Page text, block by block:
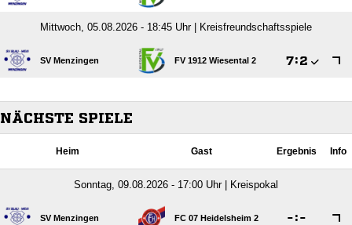
Mittwoch, 05.08.2026 - 18:45 Uhr | Kreisfreundschaftsspiele
SV Menzingen FV 1912 Wiesental 2 :
NÄCHSTE SPIELE
Heim Gast Ergebnis Info
Sonntag, 09.08.2026 - 17:00 Uhr | Kreispokal
SV Menzingen FC 07 Heidelsheim 2 :